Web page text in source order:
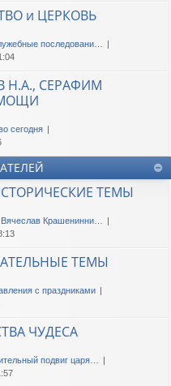
и ЦЕРКОВЬ
последовани…
Н.А., СЕРАФИМ
сегодня
ТЕМЫ
Крашенинни…
ТЕМЫ
с праздниками
ЧУДЕСА
подвиг царя…